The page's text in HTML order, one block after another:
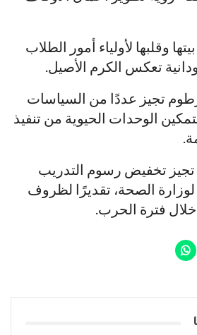
وقلبها لأولياء أمور الطلاب
تعكس الكرم الأصيل.
تجيز عددًا من السياسات
لتمكين الوحدات الحيوية من تنفيذ
تخفيض رسوم التدريب
لوزارة الصحة، تقديرًا لظروف
فترة الحرب.